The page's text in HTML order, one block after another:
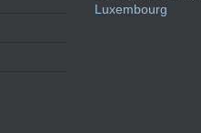
Luxembourg